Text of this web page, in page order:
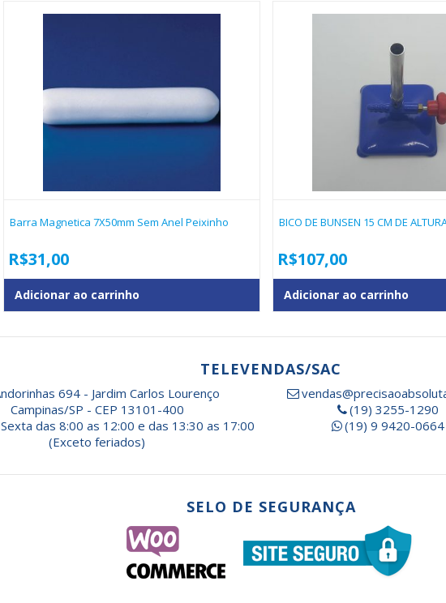
Barra Magnetica 7X50mm Sem Anel Peixinho
R$31,00
Adicionar ao carrinho
BICO DE BUNSEN 15 CM DE
R$107,00
Adicionar ao carrinho
TELEVENDAS/SAC
694 - Jardim Carlos Lourenço
Campinas/SP - CEP 13101-400
das 8:00 as 12:00 e das 13:30 as 17:00
(Exceto feriados)
(19) 3255-1290
(19) 9 9420-0664
SELO DE SEGURANÇA